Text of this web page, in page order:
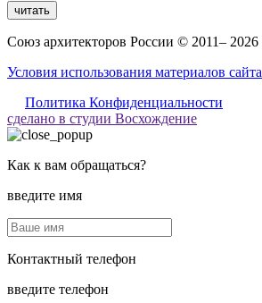
читать
Союз архитекторов России © 2011– 2026
Условия использования материалов сайта
Политика Конфиденциальности
сделано в студии Восхождение
Как к вам обращаться?
введите имя
Контактный телефон
введите телефон